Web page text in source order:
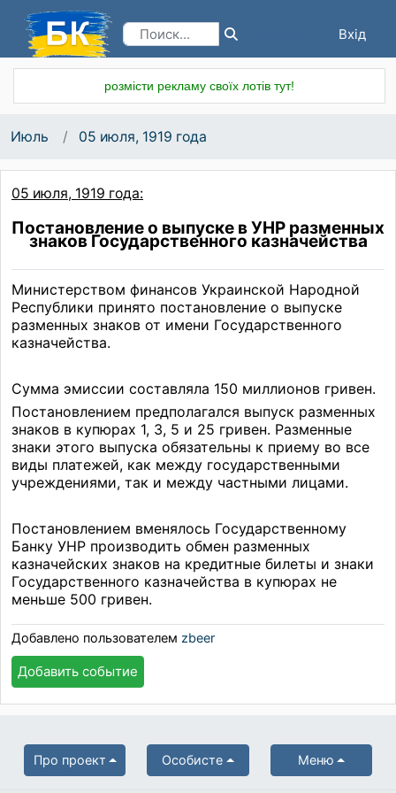
Вхід
розмісти рекламу своїх лотів тут!
Июль 05 июля, 1919 года
05 июля, 1919 года:
Постановление о выпуске в УНР разменных
знаков Государственного казначейства
Министерством финансов Украинской Народной
Республики принято постановление о выпуске
разменных знаков от имени Государственного
казначейства.
Сумма эмиссии составляла 150 миллионов гривен.
Постановлением предполагался выпуск разменных
знаков в купюрах 1, 3, 5 и 25 гривен. Разменные
знаки этого выпуска обязательны к приему во все
виды платежей, как между государственными
учреждениями, так и между частными лицами.
Постановлением вменялось Государственному
Банку УНР производить обмен разменных
казначейских знаков на кредитные билеты и знаки
Государственного казначейства в купюрах не
меньше 500 гривен.
Добавлено пользователем zbeer
Добавить событие
Про проект Особисте Меню